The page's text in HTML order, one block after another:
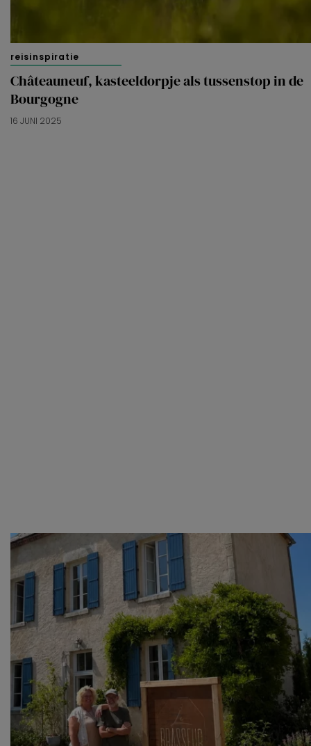
reisinspiratie
Châteauneuf, kasteeldorpje als tussenstop in de
Bourgogne
16 JUNI 2025